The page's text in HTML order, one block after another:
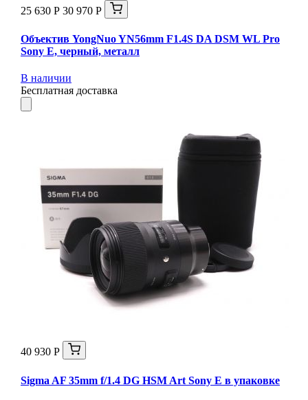
25 630 Р 30 970 Р
Объектив YongNuo YN56mm F1.4S DA DSM WL Pro
Sony E, черный, металл
В наличии
Бесплатная доставка
40 930 Р
Sigma AF 35mm f/1.4 DG HSM Art Sony E в упаковке